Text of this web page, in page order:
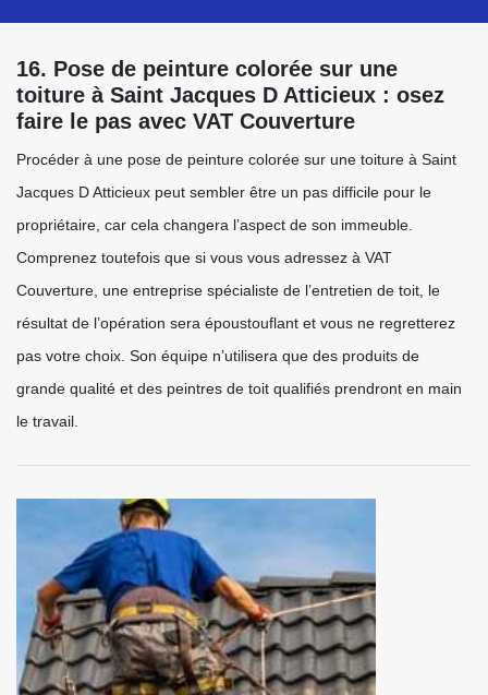
16. Pose de peinture colorée sur une
toiture à Saint Jacques D Atticieux : osez
faire le pas avec VAT Couverture
Procéder à une pose de peinture colorée sur une toiture à Saint
Jacques D Atticieux peut sembler être un pas difficile pour le
propriétaire, car cela changera l’aspect de son immeuble.
Comprenez toutefois que si vous vous adressez à VAT
Couverture, une entreprise spécialiste de l’entretien de toit, le
résultat de l’opération sera époustouflant et vous ne regretterez
pas votre choix. Son équipe n’utilisera que des produits de
grande qualité et des peintres de toit qualifiés prendront en main
le travail.